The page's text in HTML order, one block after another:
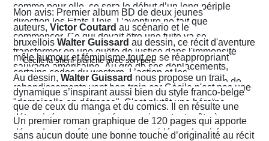
comme pour elle, ce sera le début d’un long périple
direction les États-Unis. L’aventure ne fait que
commencer. Ce qui devait être une fuite va se
transformer en une quête de justice dans l'immensité
sauvage américaine. Au gré de ses déplacements,
Cécile finira contre toute attente par troquer la robe de
juriste contre l'étoile de shérif…
Mon avis: Premier album BD de deux jeunes
auteurs, Victor Coutard au scénario et le
bruxellois Walter Guissard au dessin, ce récit d'aventure
mêle humour et féminisme tout en se réappropriant
certains codes du western. L’action et les
rebondissements vont bon train car Cécile n'est pas une
"demoiselle en détresse". C'est plutôt une héroïne
déterminée, un peu ingénue mais surtout prête à en
découdre pour faire respecter ses idéaux. La virée
Au dessin, Walter Guissard nous propose un trait
dynamique s’inspirant aussi bien du style franco-belge
que de ceux du manga et du comics. Il en résulte une
narration visuelle hyper dynamique privilégiant le
mouvement et l'énergie, c'est le moins que l'on puisse
Un premier roman graphique de 120 pages qui apporte
sans aucun doute une bonne touche d’originalité au récit